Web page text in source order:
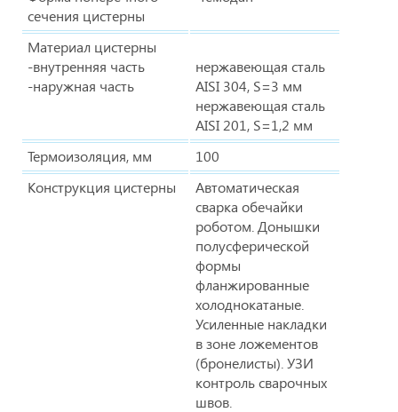
сечения цистерны
Материал цистерны
-внутренняя часть
-наружная часть
нержавеющая сталь
AISI 304, S=3 мм
нержавеющая сталь
AISI 201, S=1,2 мм
Термоизоляция, мм
100
Конструкция цистерны
Автоматическая
сварка обечайки
роботом. Донышки
полусферической
формы
фланжированные
холоднокатаные.
Усиленные накладки
в зоне ложементов
(бронелисты). УЗИ
контроль сварочных
швов.